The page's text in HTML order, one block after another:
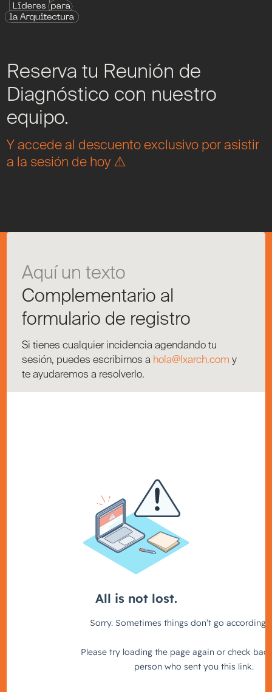
Reserva tu Reunión de
Diagnóstico con nuestro
equipo.
Y accede al descuento exclusivo por asistir
a la sesión de hoy ⚠️
Aquí un texto
Complementario al
formulario de registro
Si tienes cualquier incidencia agendando tu
sesión, puedes escribirnos a hola@lxarch.com y
te ayudaremos a resolverlo.